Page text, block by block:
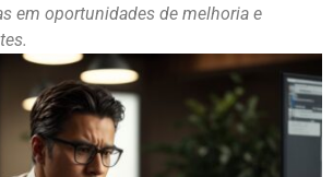
em oportunidades de melhoria e